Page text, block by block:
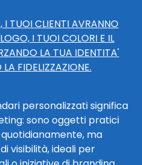
I TUOI CLIENTI AVRANNO
I TUOI COLORI E IL
LA TUA IDENTITA'
FIDELIZZAZIONE.
personalizzati significa
sono oggetti pratici
ma
visibilità, ideali per